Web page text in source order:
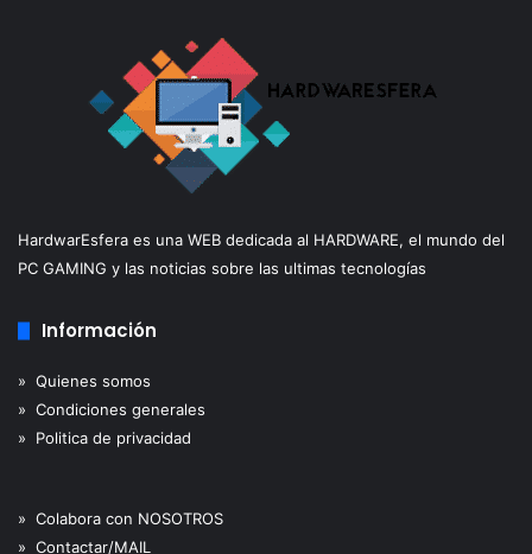
HardwarEsfera es una WEB dedicada al HARDWARE, el mundo del
PC GAMING y las noticias sobre las ultimas tecnologías
Información
» Quienes somos
» Condiciones generales
» Politica de privacidad
» Colabora con NOSOTROS
» Contactar/MAIL